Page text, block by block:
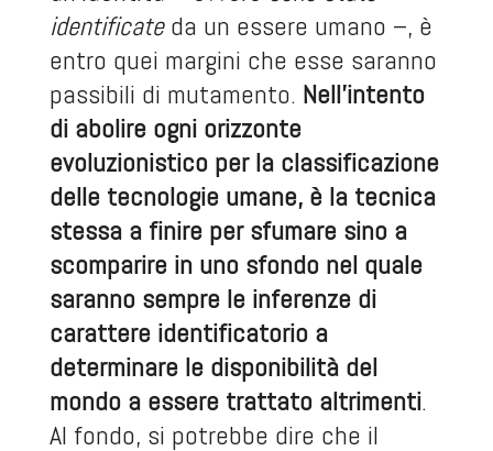
identificateda un essere umano –, è
entro quei margini che esse saranno
passibili di mutamento. Nell’intento
di abolire ogni orizzonte
evoluzionistico per la classificazione
delle tecnologie umane, è la tecnica
stessa a finire per sfumare sino a
scomparire in uno sfondo nel quale
saranno sempre le inferenze di
carattere identificatorio a
determinare le disponibilità del
mondo a essere trattato altrimenti.
Al fondo, si potrebbe dire che il